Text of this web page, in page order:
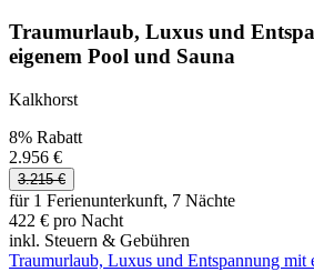
Traumurlaub, Luxus und
eigenem Pool und Sauna
Kalkhorst
8% Rabatt
2.956 €
3.215 €
für 1 Ferienunterkunft, 7 Nächte
422 € pro Nacht
inkl. Steuern & Gebühren
Traumurlaub, Luxus und Entspannung mit